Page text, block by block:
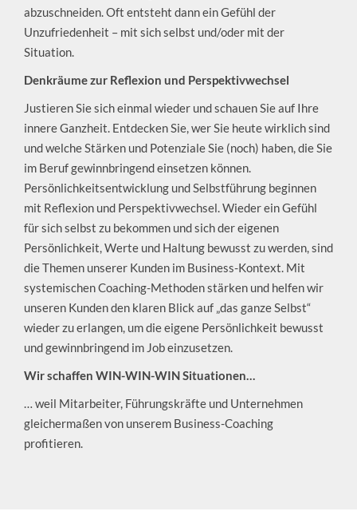
abzuschneiden. Oft entsteht dann ein Gefühl der
Unzufriedenheit – mit sich selbst und/oder mit der
Situation.
Denkräume zur Reflexion und Perspektivwechsel
Justieren Sie sich einmal wieder und schauen Sie auf Ihre
innere Ganzheit. Entdecken Sie, wer Sie heute wirklich sind
und welche Stärken und Potenziale Sie (noch) haben, die Sie
im Beruf gewinnbringend einsetzen können.
Persönlichkeitsentwicklung und Selbstführung beginnen
mit Reflexion und Perspektivwechsel. Wieder ein Gefühl
für sich selbst zu bekommen und sich der eigenen
Persönlichkeit, Werte und Haltung bewusst zu werden, sind
die Themen unserer Kunden im Business-Kontext. Mit
systemischen Coaching-Methoden stärken und helfen wir
unseren Kunden den klaren Blick auf „das ganze Selbst“
wieder zu erlangen, um die eigene Persönlichkeit bewusst
und gewinnbringend im Job einzusetzen.
Wir schaffen WIN-WIN-WIN Situationen…
… weil Mitarbeiter, Führungskräfte und Unternehmen
gleichermaßen von unserem Business-Coaching
profitieren.